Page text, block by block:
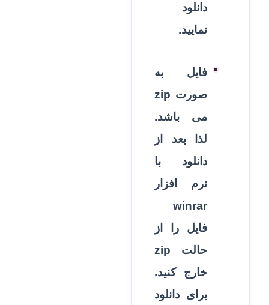
دانلود
نمایید.
فایل به
صورت zip
می باشد.
لذا بعد از
دانلود با
نرم افزار
winrar
فایل را از
حالت zip
خارج کنید.
برای دانلود